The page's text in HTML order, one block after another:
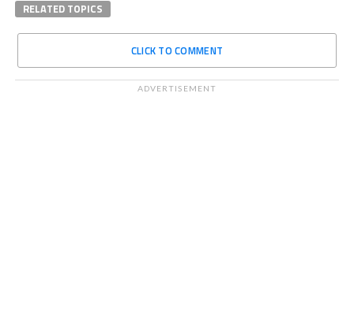
RELATED TOPICS
CLICK TO COMMENT
ADVERTISEMENT